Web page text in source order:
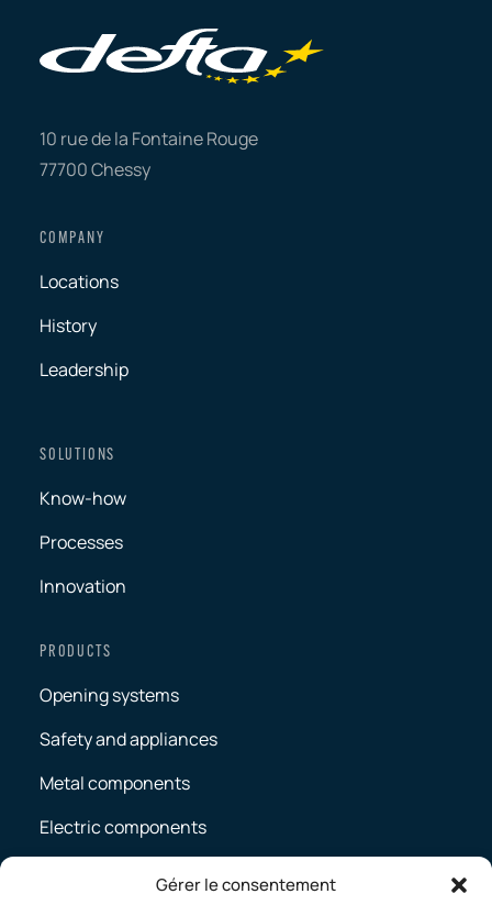
Gérer le consentement
10 rue de la Fontaine Rouge
77700 Chessy
COMPANY
Locations
History
Leadership
SOLUTIONS
Know-how
Processes
Innovation
PRODUCTS
Opening systems
Safety and appliances
Metal components
Electric components